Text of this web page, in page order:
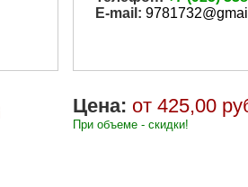
E-mail:
Цена: от 425,00
При объеме - скидки!